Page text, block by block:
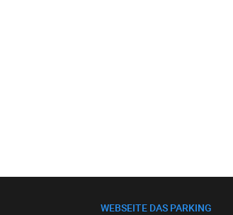
WEBSEITE DAS PARKING